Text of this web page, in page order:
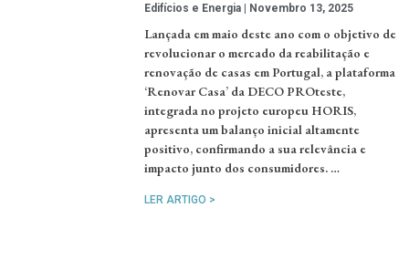
Edifícios e Energia Novembro 13, 2025
Lançada em maio deste ano com o objetivo de
revolucionar o mercado da reabilitação e
renovação de casas em Portugal, a plataforma
‘Renovar Casa’ da DECO PROteste,
integrada no projeto europeu HORIS,
apresenta um balanço inicial altamente
positivo, confirmando a sua relevância e
impacto junto dos consumidores. …
LER ARTIGO >